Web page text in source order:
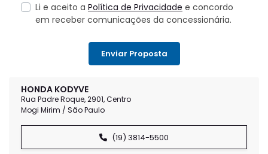
HONDA KODYVE
Rua Padre Roque, 2901, Centro
Mogi Mirim / São Paulo
(19) 3814-5500
Li e aceito a Política de Privacidade e concordo
em receber comunicações da concessionária.
Enviar Proposta